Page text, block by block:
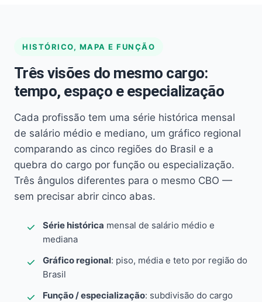
HISTÓRICO, MAPA E FUNÇÃO
Três visões do mesmo cargo:
tempo, espaço e especialização
Cada profissão tem uma série histórica mensal
de salário médio e mediano, um gráfico regional
comparando as cinco regiões do Brasil e a
quebra do cargo por função ou especialização.
Três ângulos diferentes para o mesmo CBO —
sem precisar abrir cinco abas.
Série histórica mensal de salário médio e
mediana
Gráfico regional: piso, média e teto por região do
Brasil
Função / especialização: subdivisão do cargo